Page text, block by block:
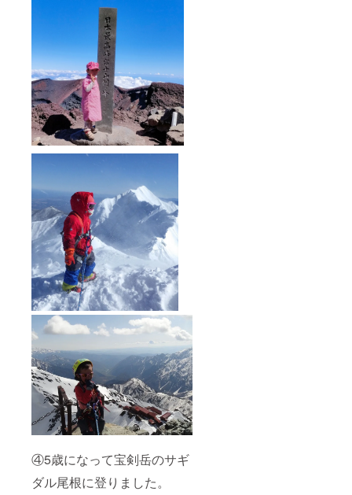
④5歳になって宝剣岳のサギ
ダル尾根に登りました。